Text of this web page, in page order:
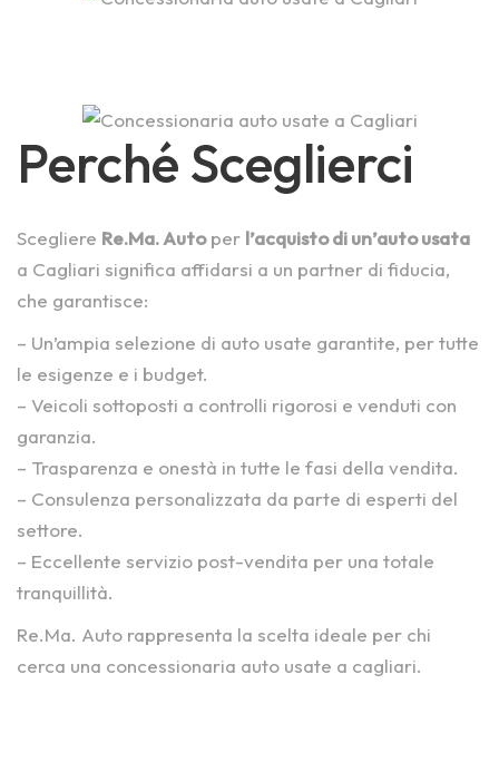
Perché Sceglierci
Scegliere Re.Ma. Autoper l’acquisto di un’auto usata
a Cagliari significa affidarsi a un partner di fiducia,
che garantisce:
– Un’ampia selezione di auto usate garantite, per tutte
le esigenze e i budget.
– Veicoli sottoposti a controlli rigorosi e venduti con
garanzia.
– Trasparenza e onestà in tutte le fasi della vendita.
– Consulenza personalizzata da parte di esperti del
settore.
– Eccellente servizio post-vendita per una totale
tranquillità.
Re.Ma. Auto rappresenta la scelta ideale per chi
cerca una concessionaria auto usate a cagliari.